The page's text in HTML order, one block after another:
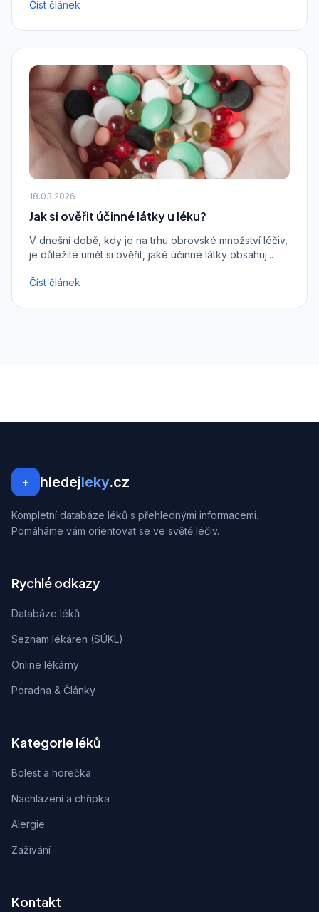
Číst článek
18.03.2026
Jak si ověřit účinné látky u léku?
V dnešní době, kdy je na trhu obrovské množství léčiv,
je důležité umět si ověřit, jaké účinné látky obsahuj...
Číst článek
+ hledejleky.cz
Kompletní databáze léků s přehlednými informacemi.
Pomáháme vám orientovat se ve světě léčiv.
Rychlé odkazy
Databáze léků
Seznam lékáren (SÚKL)
Online lékárny
Poradna & Články
Kategorie léků
Bolest a horečka
Nachlazení a chřipka
Alergie
Zažívání
Kontakt